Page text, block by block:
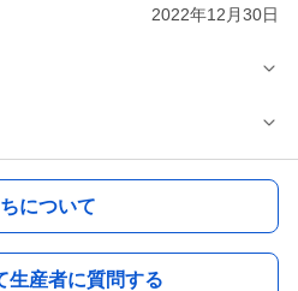
2022年12月30日
について
生産者に質問する